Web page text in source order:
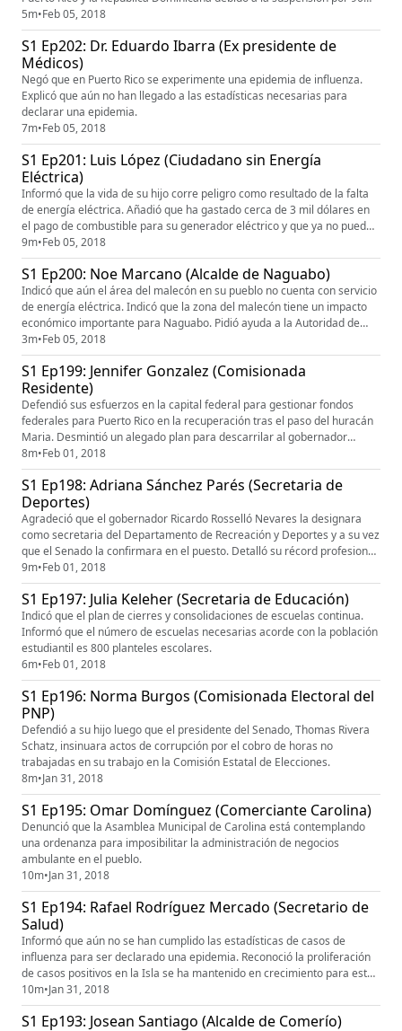
días de las operaciones de la línea aérea por incumplimiento de pago
de las tasas y servicios aeronáuticos y aeroportuarios.
5m•Feb 05, 2018
S1 Ep202: Dr. Eduardo Ibarra (Ex presidente de
Médicos)
Negó que en Puerto Rico se experimente una epidemia de influenza.
Explicó que aún no han llegado a las estadísticas necesarias para
declarar una epidemia.
7m•Feb 05, 2018
S1 Ep201: Luis López (Ciudadano sin Energía
Eléctrica)
Informó que la vida de su hijo corre peligro como resultado de la falta
de energía eléctrica. Añadió que ha gastado cerca de 3 mil dólares en
el pago de combustible para su generador eléctrico y que ya no puede
más.
9m•Feb 05, 2018
S1 Ep200: Noe Marcano (Alcalde de Naguabo)
Indicó que aún el área del malecón en su pueblo no cuenta con servicio
de energía eléctrica. Indicó que la zona del malecón tiene un impacto
económico importante para Naguabo. Pidió ayuda a la Autoridad de
Energía Eléctrica.
3m•Feb 05, 2018
S1 Ep199: Jennifer Gonzalez (Comisionada
Residente)
Defendió sus esfuerzos en la capital federal para gestionar fondos
federales para Puerto Rico en la recuperación tras el paso del huracán
Maria. Desmintió un alegado plan para descarrilar al gobernador
Ricardo Rosselló y ser ella la candidata a la Gobernación para el 2020.
8m•Feb 01, 2018
S1 Ep198: Adriana Sánchez Parés (Secretaria de
Deportes)
Agradeció que el gobernador Ricardo Rosselló Nevares la designara
como secretaria del Departamento de Recreación y Deportes y a su vez
que el Senado la confirmara en el puesto. Detalló su récord profesional
e indicó que su deporte favorito es el volibol.
9m•Feb 01, 2018
S1 Ep197: Julia Keleher (Secretaria de Educación)
Indicó que el plan de cierres y consolidaciones de escuelas continua.
Informó que el número de escuelas necesarias acorde con la población
estudiantil es 800 planteles escolares.
6m•Feb 01, 2018
S1 Ep196: Norma Burgos (Comisionada Electoral del
PNP)
Defendió a su hijo luego que el presidente del Senado, Thomas Rivera
Schatz, insinuara actos de corrupción por el cobro de horas no
trabajadas en su trabajo en la Comisión Estatal de Elecciones.
8m•Jan 31, 2018
S1 Ep195: Omar Domínguez (Comerciante Carolina)
Denunció que la Asamblea Municipal de Carolina está contemplando
una ordenanza para imposibilitar la administración de negocios
ambulante en el pueblo.
10m•Jan 31, 2018
S1 Ep194: Rafael Rodríguez Mercado (Secretario de
Salud)
Informó que aún no se han cumplido las estadísticas de casos de
influenza para ser declarado una epidemia. Reconoció la proliferación
de casos positivos en la Isla se ha mantenido en crecimiento para esta
temporada 2017-2018.
10m•Jan 31, 2018
S1 Ep193: Josean Santiago (Alcalde de Comerío)